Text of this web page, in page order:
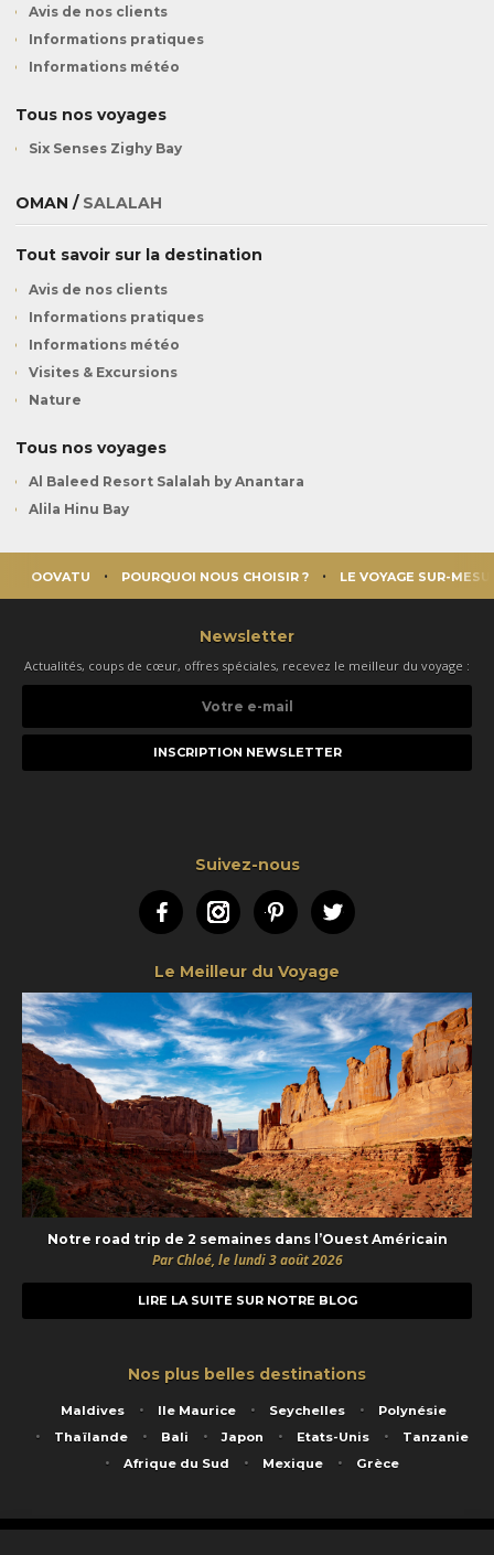
Avis de nos clients
Informations pratiques
Informations météo
Tous nos voyages
Six Senses Zighy Bay
OMAN / SALALAH
Tout savoir sur la destination
Avis de nos clients
Informations pratiques
Informations météo
Visites & Excursions
Nature
Tous nos voyages
Al Baleed Resort Salalah by Anantara
Alila Hinu Bay
OOVATU POURQUOI NOUS CHOISIR ? LE VOYAGE SUR-
Newsletter
Actualités, coups de cœur, offres spéciales, recevez le meilleur du voyage :
e-
Suivez-nous
FacebookInstagramPinterestTwitter
Le Meilleur du Voyage
Notre road trip de 2 semaines dans l’Ouest Américain
Par Chloé, le lundi 3 août 2026
LIRE LA SUITE SUR NOTRE BLOG
Nos plus belles destinations
Maldives Ile Maurice Seychelles
Polynésie
Thaïlande
Bali Japon Etats-Unis
Tanzanie
Afrique du Sud
Mexique Grèce